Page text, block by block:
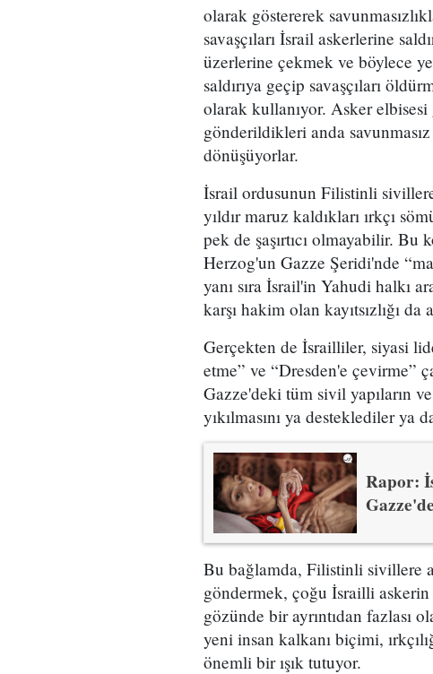
olarak göstererek
savaşçıları İsrail askerlerine
üzerlerine çekmek ve böylece
saldırıya geçip savaşçıları
olarak kullanıyor. Asker
gönderildikleri anda
dönüşüyorlar.
İsrail ordusunun Filistinli
yıldır maruz kaldıkları ırkçı
pek de şaşırtıcı olmayabilir. Bu
Herzog'un Gazze Şeridi'nde
yanı sıra İsrail'in Yahudi halkı
karşı hakim olan kayıtsızlığı da
Gerçekten de İsrailliler, siyasi
etme” ve “Dresden'e çevirme”
Gazze'deki tüm sivil yapıların
yıkılmasını ya desteklediler ya
Rapor:
Bu bağlamda, Filistinli sivillere
göndermek, çoğu İsrailli
gözünde bir ayrıntıdan fazlası
yeni insan kalkanı biçimi,
önemli bir ışık tutuyor.